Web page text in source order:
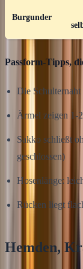
Burgunder
Passform-Tipps,
Die Schulternaht
Ärmel zeigen 1-
Sakko schließt
geschlossen)
Hosenlänge:
Rücken liegt
Hemden,